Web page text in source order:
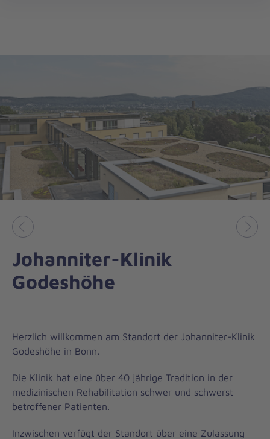
Vorheriges
Johanniter-Klinik
Godeshöhe
Herzlich willkommen am Standort der Johanniter-Klinik
Godeshöhe in Bonn.
Die Klinik hat eine über 40 jährige Tradition in der
medizinischen Rehabilitation schwer und schwerst
betroffener Patienten.
Inzwischen verfügt der Standort über eine Zulassung